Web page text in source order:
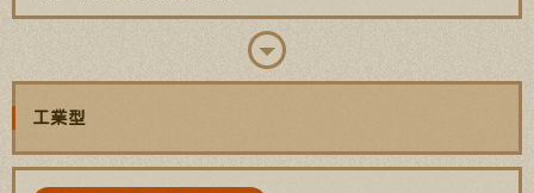
工業型